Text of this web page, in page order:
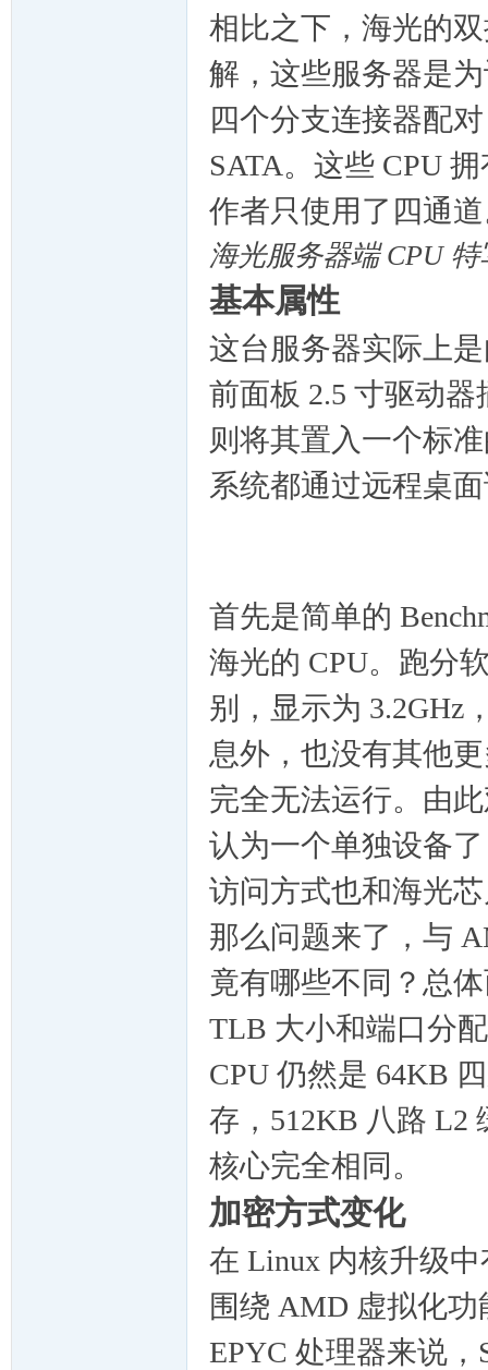
相比之下，海光的
解，这些服务器是
四个分支连接器配
SATA。这些 CPU
作者只使用了四通
海光服务器端 CPU
基本属性
这台服务器实际上
前面板 2.5 寸驱动
则将其置入一个标
系统都通过远程桌
首先是简单的
海光的 CPU。跑分
别，显示为 3.2GHz
息外，也没有其他
完全无法运行。由
认为一个单独设备
访问方式也和海光
那么问题来了，与
竟有哪些不同？总
TLB 大小和端口分
CPU 仍然是 64KB
存，512KB 八路 L2
核心完全相同。
加密方式变化
在 Linux 内核升级
围绕 AMD 虚拟化
EPYC 处理器来说